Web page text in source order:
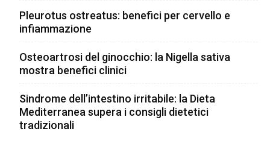
Pleurotus ostreatus: benefici per cervello e
infiammazione
Osteoartrosi del ginocchio: la Nigella sativa
mostra benefici clinici
Sindrome dell’intestino irritabile: la Dieta
Mediterranea supera i consigli dietetici
tradizionali